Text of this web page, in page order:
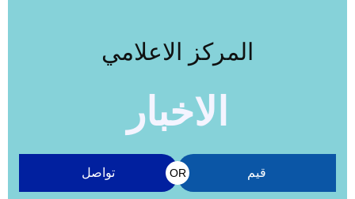
المركز الاعلامي
الاخبار
قيم OR تواصل